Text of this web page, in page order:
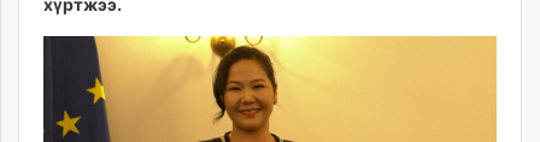
Eguur.mn
24tsag.mn
shuud.mn
eagle.mn
ergelt.mn
хүртжээ.